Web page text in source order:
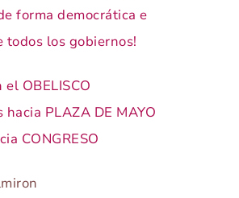
forma democrática e
los gobiernos!
OBELISCO
hacia PLAZA DE MAYO
CONGRESO